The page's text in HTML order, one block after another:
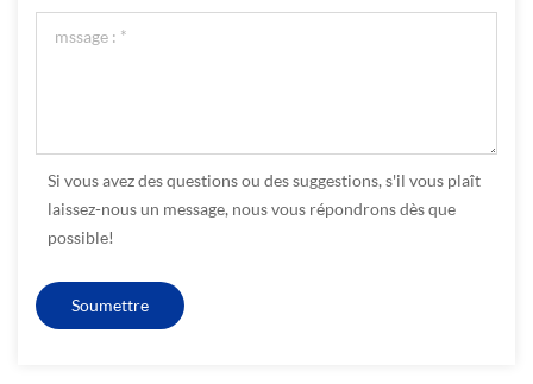
Si vous avez des questions ou des suggestions, s'il vous plaît
laissez-nous un message, nous vous répondrons dès que
possible!